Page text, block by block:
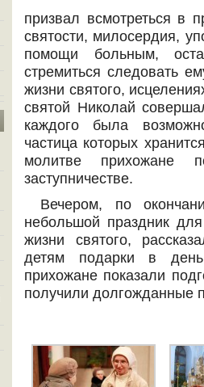
призвал всмотреться в
святости, милосердия,
помощи больным,
стремиться следовать
жизни святого,
святой Николай
каждого была
частица которых
молитве прихожане
заступничестве.
Вечером, по
небольшой праздник
жизни святого,
детям подарки в
прихожане показали
получили долгожданные